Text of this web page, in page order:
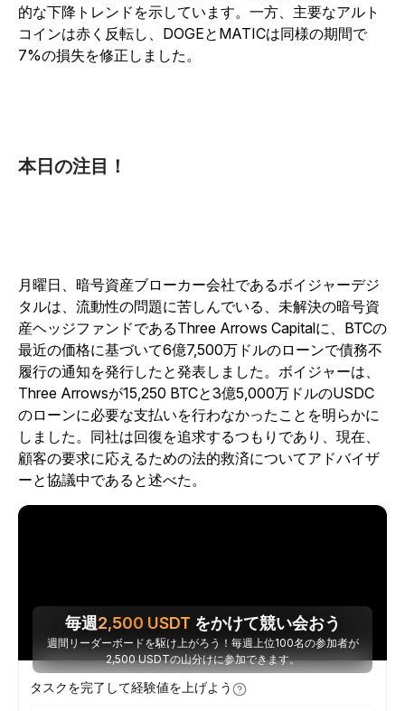
的な下降トレンドを示しています。一方、主要なアルト
コインは赤く反転し、DOGEとMATICは同様の期間で
7%の損失を修正しました。
本日の注目！
月曜日、暗号資産ブローカー会社であるボイジャーデジ
タルは、流動性の問題に苦しんでいる、未解決の暗号資
産ヘッジファンドであるThree Arrows Capitalに、BTCの
最近の価格に基づいて6億7,500万ドルのローンで債務不
履行の通知を発行したと発表しました。ボイジャーは、
Three Arrowsが15,250 BTCと3億5,000万ドルのUSDC
のローンに必要な支払いを行わなかったことを明らかに
しました。同社は回復を追求するつもりであり、現在、
顧客の要求に応えるための法的救済についてアドバイザ
ーと協議中であると述べた。
毎週2,500 USDT をかけて競い会おう
週間リーダーボードを駆け上がろう！毎週上位100名の参加者が
2,500 USDTの山分けに参加できます。
タスクを完了して経験値を上げよう